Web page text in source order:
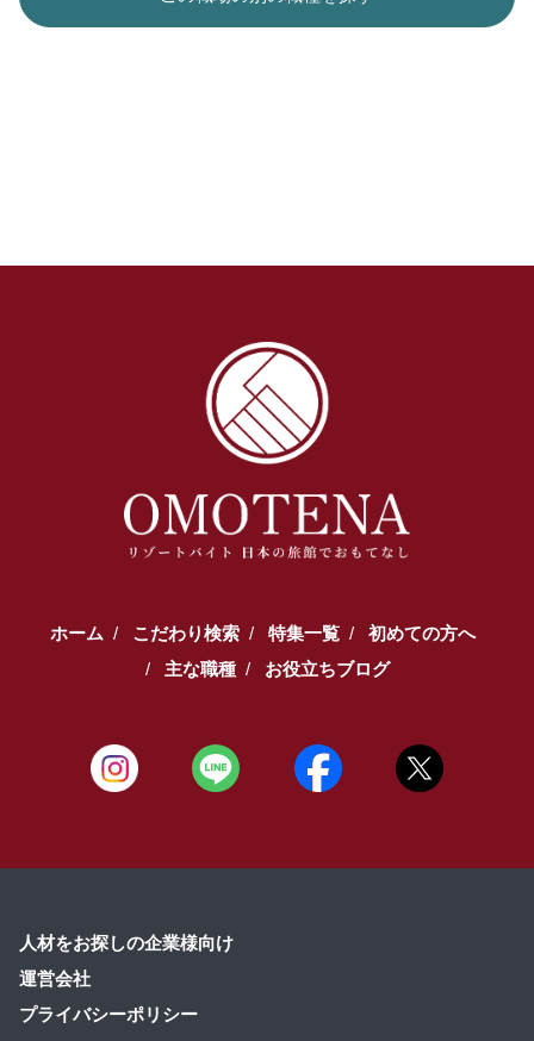
ホーム こだわり検索 特集一覧
初めての方へ
主な職種
お役立ちブログ
人材をお探しの企業様向け
運営会社
プライバシーポリシー